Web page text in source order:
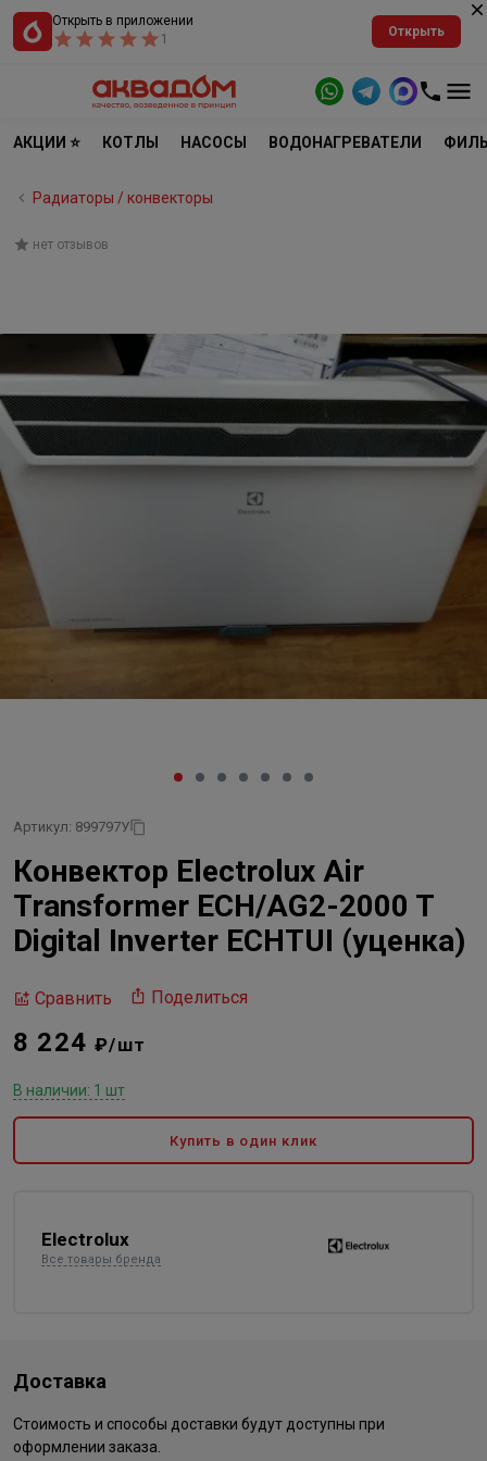
Открыть в приложении
1
Открыть
АКЦИИ ⭐ КОТЛЫ НАСОСЫ ВОДОНАГРЕВАТЕЛИ
Радиаторы / конвекторы
нет отзывов
Артикул: 899797У
Конвектор Electrolux Air
Transformer ECH/AG2-2000 T
Digital Inverter ECHTUI (уценка)
Сравнить Поделиться
8 224₽/шт
В наличии: 1 шт
Купить в один клик
Electrolux
Все товары бренда
Доставка
Стоимость и способы доставки будут доступны при
оформлении заказа.